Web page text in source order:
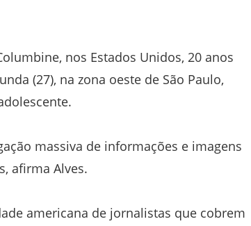
nos Estados Unidos, 20 anos
(27), na zona oeste de São Paulo,
massiva de informações e imagens
afirma Alves.
americana de jornalistas que cobrem